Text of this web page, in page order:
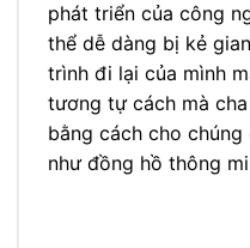
phát triển của công
thể dễ dàng bị kẻ
trình đi lại của mình
tương tự cách mà
bằng cách cho
như đồng hồ thông